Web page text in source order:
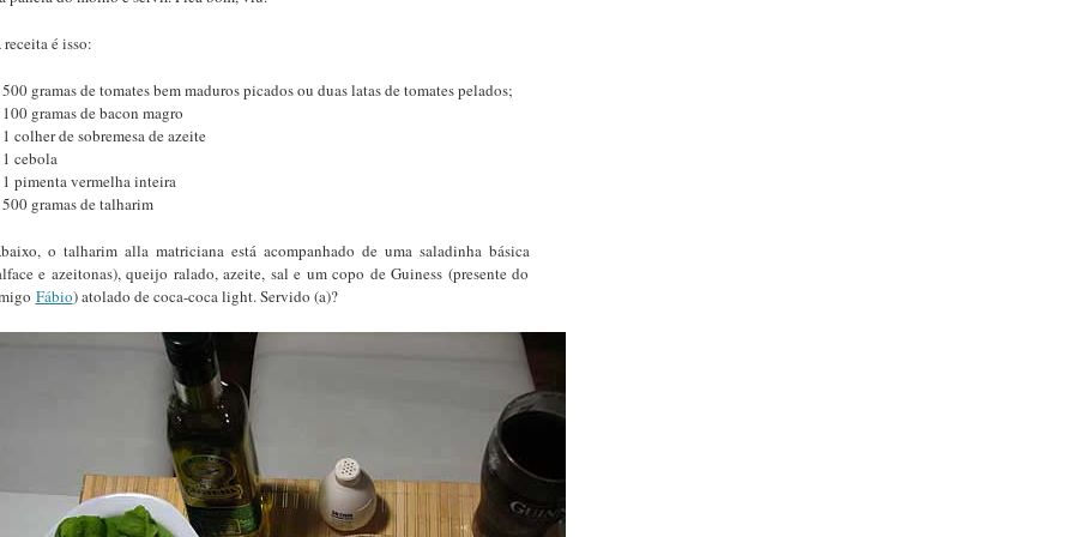
receita é isso:
gramas de tomates bem maduros picados ou duas latas de tomates pelados;
gramas de bacon magro
colher de sobremesa de azeite
cebola
pimenta vermelha inteira
gramas de talharim
o talharim alla matriciana está acompanhado de uma saladinha básica
e azeitonas), queijo ralado, azeite, sal e um copo de Guiness (presente do
Fábio) atolado de coca-coca light. Servido (a)?